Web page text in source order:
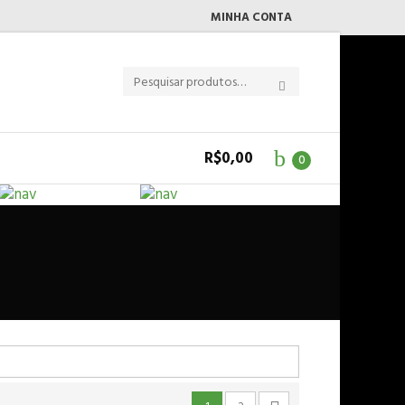
MINHA CONTA
0
R$0,00